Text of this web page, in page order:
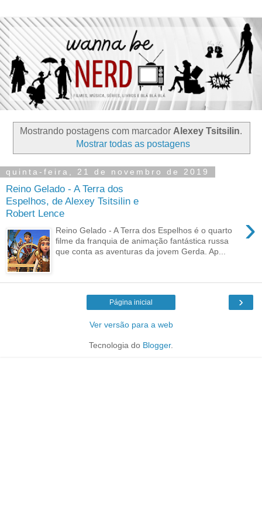
Mostrando postagens com marcador Alexey Tsitsilin.
Mostrar todas as postagens
quinta-feira, 21 de novembro de 2019
Reino Gelado - A Terra dos
Espelhos, de Alexey Tsitsilin e
Robert Lence
›
Reino Gelado - A Terra dos Espelhos é o quarto
filme da franquia de animação fantástica russa
que conta as aventuras da jovem Gerda. Ap...
›
Página inicial
Ver versão para a web
Tecnologia do Blogger.